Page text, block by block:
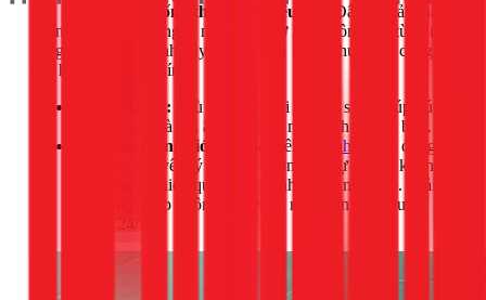
H3: Lắp đặt hệ thống thông gió hiệu quả
Đây là giải pháp
quan trọng nhất để ngăn mùi quay trở lại. Không khí tù đọng
là nguyên nhân chính gây ra mùi. Tại 1Fix, chúng tôi cung
cấp hai giải pháp chính:
Quạt hút gió: Phù hợp với mọi nhà vệ sinh, giúp hút
khí tù đọng và hơi ẩm ra ngoài một cách cưỡng bức.
Quả cầu thông gió:
Lắp đặt trên mái nhà
, hoạt động
dựa trên nguyên lý đối lưu không khí tự nhiên, không
tốn điện, rất hiệu quả cho các nhà ống, nhà phố. Giải
pháp này giúp không khí trong nhà luôn được lưu